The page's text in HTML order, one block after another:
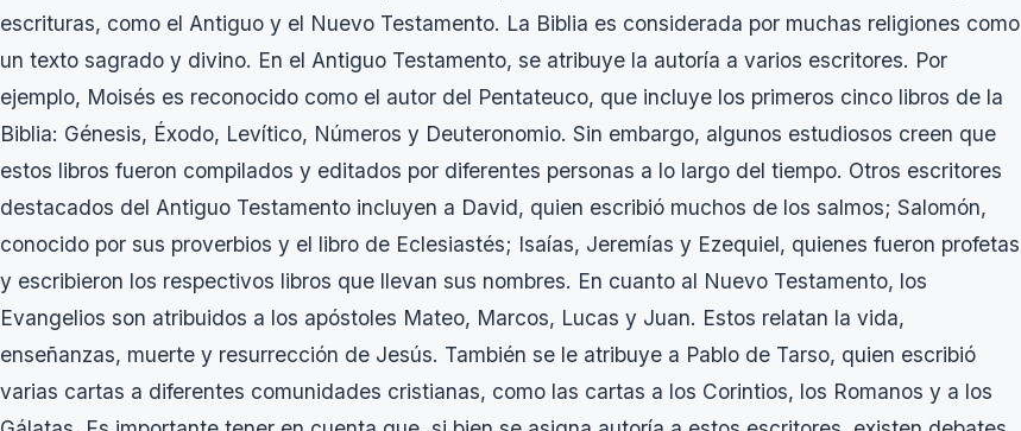
escrituras, como el Antiguo y el Nuevo Testamento. La Biblia es considerada por muchas religiones como
un texto sagrado y divino. En el Antiguo Testamento, se atribuye la autoría a varios escritores. Por
ejemplo, Moisés es reconocido como el autor del Pentateuco, que incluye los primeros cinco libros de la
Biblia: Génesis, Éxodo, Levítico, Números y Deuteronomio. Sin embargo, algunos estudiosos creen que
estos libros fueron compilados y editados por diferentes personas a lo largo del tiempo. Otros escritores
destacados del Antiguo Testamento incluyen a David, quien escribió muchos de los salmos; Salomón,
conocido por sus proverbios y el libro de Eclesiastés; Isaías, Jeremías y Ezequiel, quienes fueron profetas
y escribieron los respectivos libros que llevan sus nombres. En cuanto al Nuevo Testamento, los
Evangelios son atribuidos a los apóstoles Mateo, Marcos, Lucas y Juan. Estos relatan la vida,
enseñanzas, muerte y resurrección de Jesús. También se le atribuye a Pablo de Tarso, quien escribió
varias cartas a diferentes comunidades cristianas, como las cartas a los Corintios, los Romanos y a los